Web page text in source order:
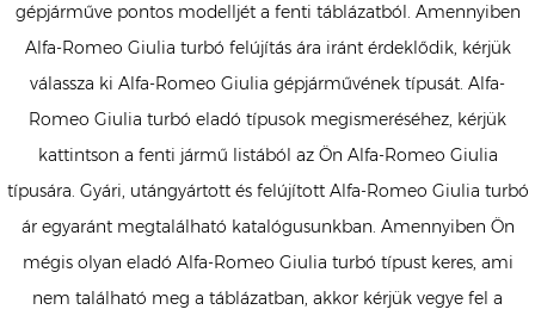
gépjárműve pontos modelljét a fenti táblázatból. Amennyiben
Alfa-Romeo Giulia turbó felújítás ára iránt érdeklődik, kérjük
válassza ki Alfa-Romeo Giulia gépjárművének típusát. Alfa-
Romeo Giulia turbó eladó típusok megismeréséhez, kérjük
kattintson a fenti jármű listából az Ön Alfa-Romeo Giulia
típusára. Gyári, utángyártott és felújított Alfa-Romeo Giulia turbó
ár egyaránt megtalálható katalógusunkban. Amennyiben Ön
mégis olyan eladó Alfa-Romeo Giulia turbó típust keres, ami
nem található meg a táblázatban, akkor kérjük vegye fel a